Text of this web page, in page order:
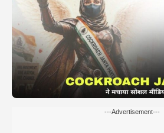
---Advertisement---